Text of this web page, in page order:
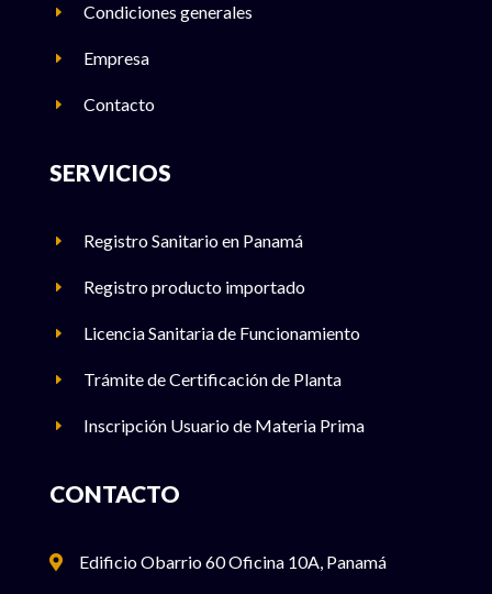
E Condiciones generales
E Empresa
E Contacto
SERVICIOS
E Registro Sanitario en Panamá
E Registro producto importado
E Licencia Sanitaria de Funcionamiento
E Trámite de Certificación de Planta
E Inscripción Usuario de Materia Prima
CONTACTO
 Edificio Obarrio 60 Oficina 10A, Panamá